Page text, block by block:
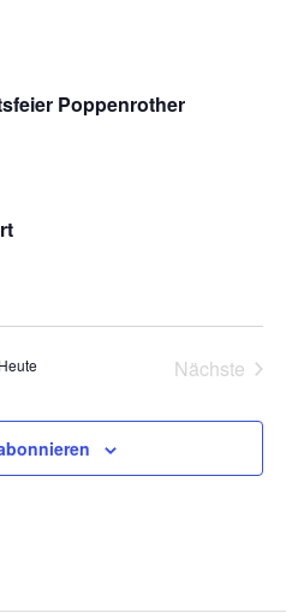
Poppenrother
Heute
Nächste